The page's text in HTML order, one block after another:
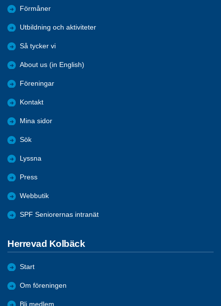
Förmåner
Utbildning och aktiviteter
Så tycker vi
About us (in English)
Föreningar
Kontakt
Mina sidor
Sök
Lyssna
Press
Webbutik
SPF Seniorernas intranät
Herrevad Kolbäck
Start
Om föreningen
Bli medlem